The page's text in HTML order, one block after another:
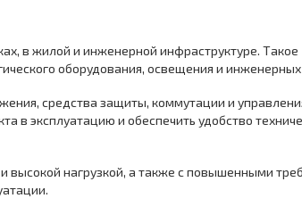
в жилой и инженерной инфраструктуре. Такое
оборудования, освещения и
средства защиты, коммутации и
в эксплуатацию и обеспечить удобство
высокой нагрузкой, а также с повышенными